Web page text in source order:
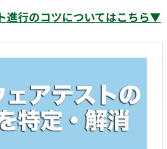
進行のコツについてはこちら▼